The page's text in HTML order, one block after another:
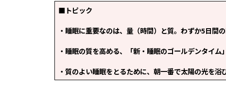
■トピック
・睡眠に重要なのは、量（時間）と質。わずか5日間
・睡眠の質を高める、「新・睡眠のゴールデンタイム
・質のよい睡眠をとるために、朝一番で太陽の光を浴